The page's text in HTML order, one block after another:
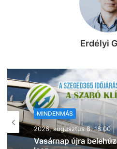
Erdélyi
MINDENMÁS
2026, augusztus 8. 17:43
Kigyulladt a tarló